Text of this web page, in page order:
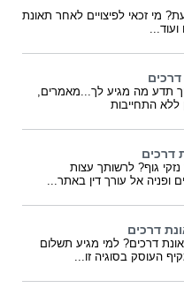
מי זכאי לפיצויים לאחר תאונת
דרכים
תדע מה מגיע לך...מאמרים,
ללא התחייבות
דרכים
גוף? לרשותך עצות
ופניה אל עורך דין באתר...
דרכים
דרכים? למי מגיע תשלום
העוסק בסוגיה זו...